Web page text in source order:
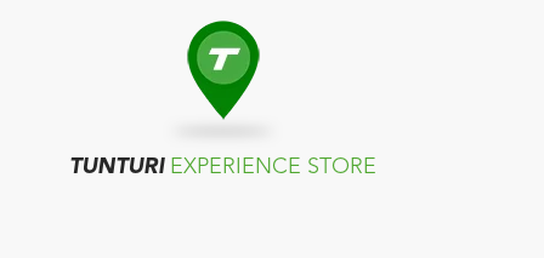
TUNTURI EXPERIENCE STORE